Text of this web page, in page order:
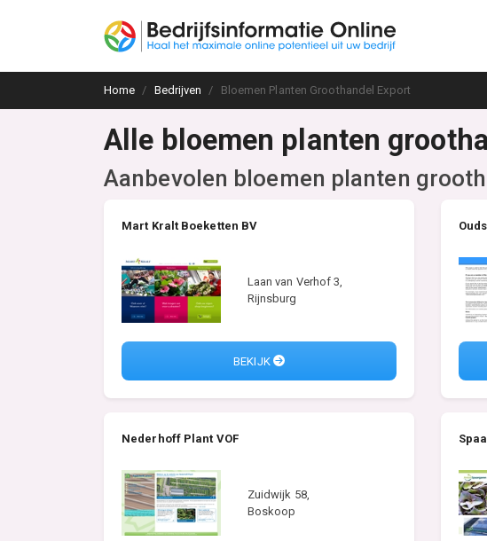
Home Bedrijven Bloemen Planten Groothandel Export
Alle bloemen planten
Aanbevolen bloemen planten
Mart Kralt Boeketten BV
Laan van Verhof 3,
Rijnsburg
BEKIJK
Nederhoff Plant VOF
Zuidwijk 58,
Boskoop